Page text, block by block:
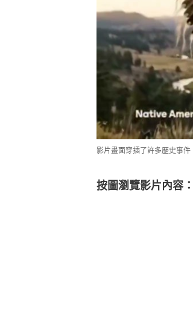
影片畫面穿插了許多歷史事件
按圖瀏覽影片內容：